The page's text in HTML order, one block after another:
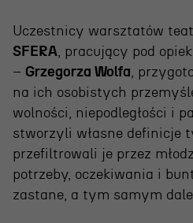
Zespół artystyczny
Aktualności
Dostępny Teatr
Wynajem scen i
Spektakle
Sponsorzy
Uczestnicy warsztatów
SFERA, pracujący pod
– Grzegorza Wolfa,
na ich osobistych
wolności, niepodległości i
stworzyli własne definicje
przefiltrowali je przez
potrzeby, oczekiwania i
zastane, a tym samym